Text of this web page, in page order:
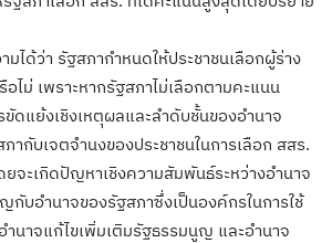
ได้ว่า รัฐสภากำหนดให้ประชาชนเลือกผู้ร่าง
ไม่ เพราะหากรัฐสภาไม่เลือกตามคะแนน
ขัดแย้งเชิงเหตุผลและลำดับชั้นของอำนาจ
ากับเจตจำนงของประชาชนในการเลือก สสร.
ยจะเกิดปัญหาเชิงความสัมพันธ์ระหว่างอำนาจ
กับอำนาจของรัฐสภาซึ่งเป็นองค์กรในการใช้
าจแก้ไขเพิ่มเติมรัฐธรรมนูญ และอำนาจ